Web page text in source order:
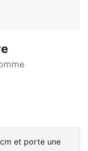
et porte une